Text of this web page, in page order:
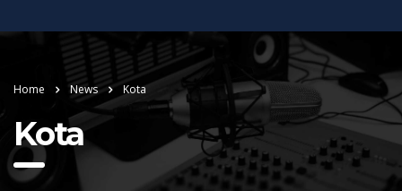
Home News Kota
Kota